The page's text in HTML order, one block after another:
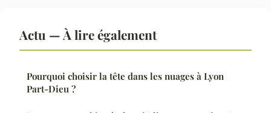
Actu — À lire également
Pourquoi choisir la tête dans les nuages à Lyon
Part-Dieu ?